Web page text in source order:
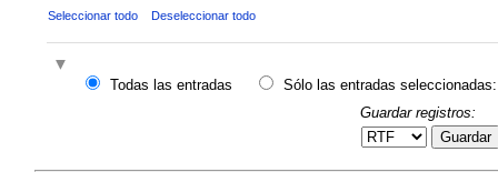
Seleccionar todo Deseleccionar todo
Todas las entradas
Sólo las entradas seleccionadas:
Guardar registros:
Guardar